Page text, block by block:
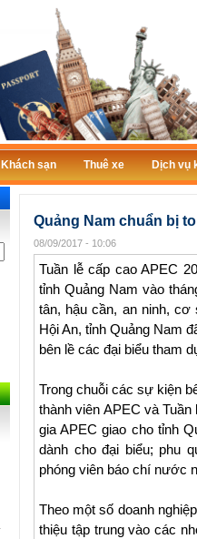
Khách sạn Thuê xe Dịch vụ
Quảng Nam chuẩn bị
08/09/2017 - 10:06
Tuần lễ cấp cao APEC
tỉnh Quảng Nam vào
tân, hậu cần, an ninh,
Hội An, tỉnh Quảng Nam
bên lề các đại biểu tham
Trong chuỗi các sự kiện
thành viên APEC và
gia APEC giao cho tỉnh
dành cho đại biểu; phu
phóng viên báo chí nước
Theo một số doanh
thiệu tập trung vào các